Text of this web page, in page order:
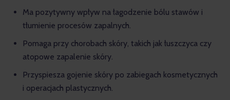
Ma pozytywny wpływ na łagodzenie bólu stawów i
tłumienie procesów zapalnych.
Pomaga przy chorobach skóry, takich jak łuszczyca czy
atopowe zapalenie skóry.
Przyspiesza gojenie skóry po zabiegach kosmetycznych
i operacjach plastycznych.